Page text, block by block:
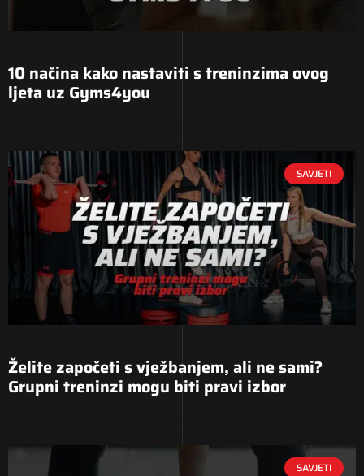
10 načina kako nastaviti s treninzima ovog
ljeta uz Gyms4you
SAVJETI
Želite započeti s vježbanjem, ali ne sami?
Grupni treninzi mogu biti pravi izbor
SAVJETI